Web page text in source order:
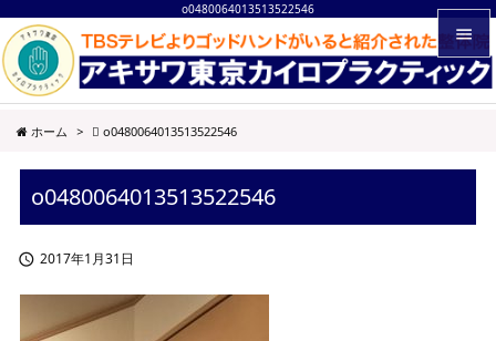
o0480064013513522546


メニュ
ホーム > o0480064013513522546
o0480064013513522546
 2017年1月31日